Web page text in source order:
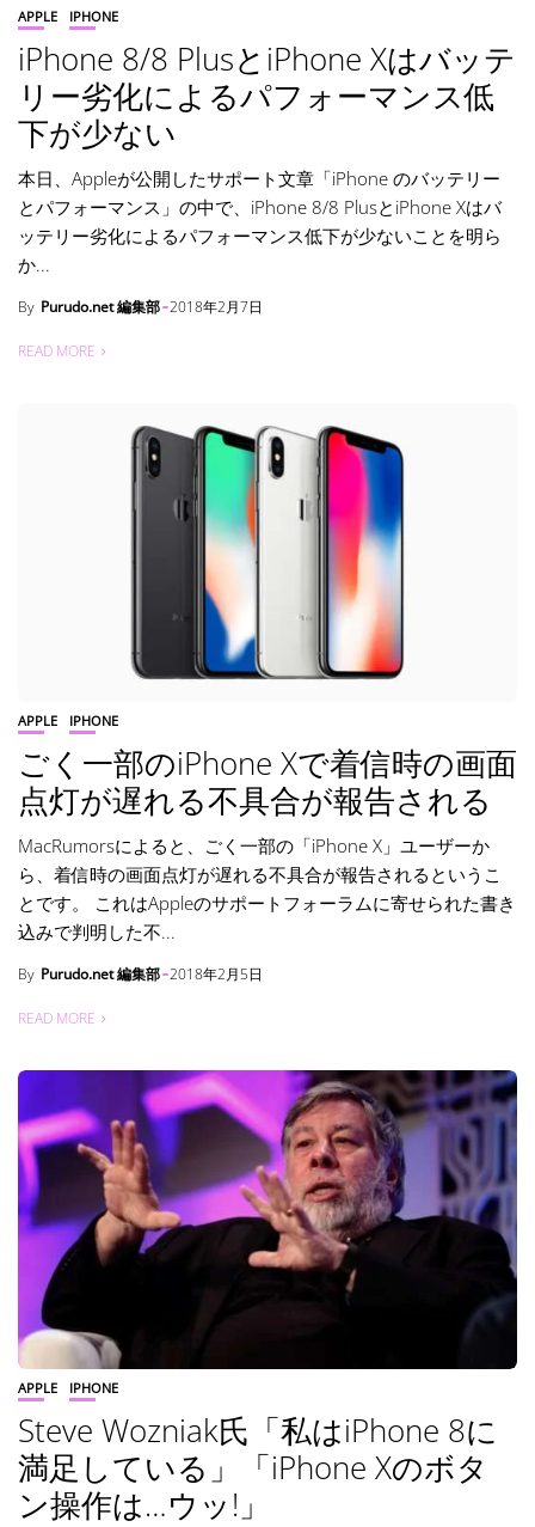
APPLE IPHONE
iPhone 8/8 PlusとiPhone Xはバッテ
リー劣化によるパフォーマンス低
下が少ない
本日、Appleが公開したサポート文章「iPhone のバッテリー
とパフォーマンス」の中で、iPhone 8/8 PlusとiPhone Xはバ
ッテリー劣化によるパフォーマンス低下が少ないことを明ら
か...
By Purudo.net 編集部 2018年2月7日
READ MORE
APPLE IPHONE
ごく一部のiPhone Xで着信時の画面
点灯が遅れる不具合が報告される
MacRumorsによると、ごく一部の「iPhone X」ユーザーか
ら、着信時の画面点灯が遅れる不具合が報告されるというこ
とです。 これはAppleのサポートフォーラムに寄せられた書き
込みで判明した不...
By Purudo.net 編集部 2018年2月5日
READ MORE
APPLE IPHONE
Steve Wozniak氏「私はiPhone 8に
満足している」「iPhone Xのボタ
ン操作は…ウッ!」